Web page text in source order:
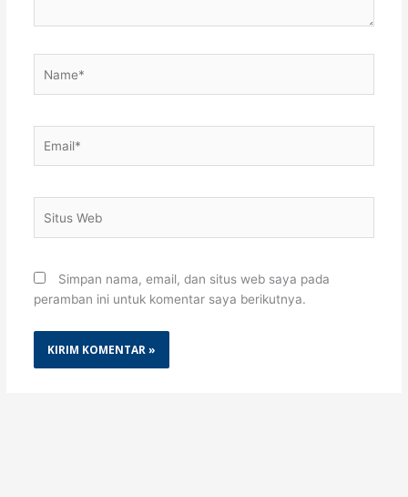
Web
Simpan nama, email, dan situs web saya pada
peramban ini untuk komentar saya berikutnya.